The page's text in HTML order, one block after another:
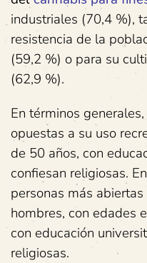
industriales (70,4 %),
resistencia de la
(59,2 %) o para su
(62,9 %).
En términos
opuestas a su uso
de 50 años, con
confiesan religiosas.
personas más
hombres, con edades
con educación
religiosas.